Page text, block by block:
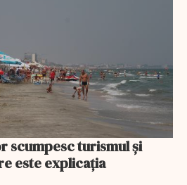
scumpesc turismul și
este explicația